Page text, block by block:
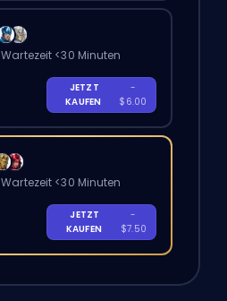
<30 Minuten
JETZT
KAUFEN
-
$6.00
<30 Minuten
JETZT
KAUFEN
-
$7.50